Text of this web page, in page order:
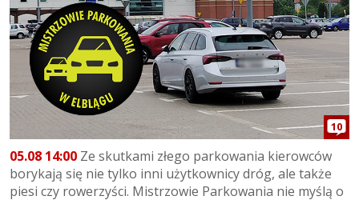
10
05.08 14:00 Ze skutkami złego parkowania kierowców
borykają się nie tylko inni użytkownicy dróg, ale także
piesi czy rowerzyści. Mistrzowie Parkowania nie myślą o